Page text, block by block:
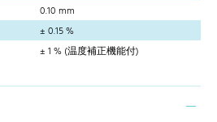
0.10 mm
± 0.15 %
± 1 % (温度補正機能付)